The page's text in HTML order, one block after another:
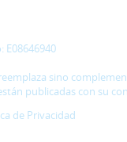
sino
publicadas con su
de Privacidad